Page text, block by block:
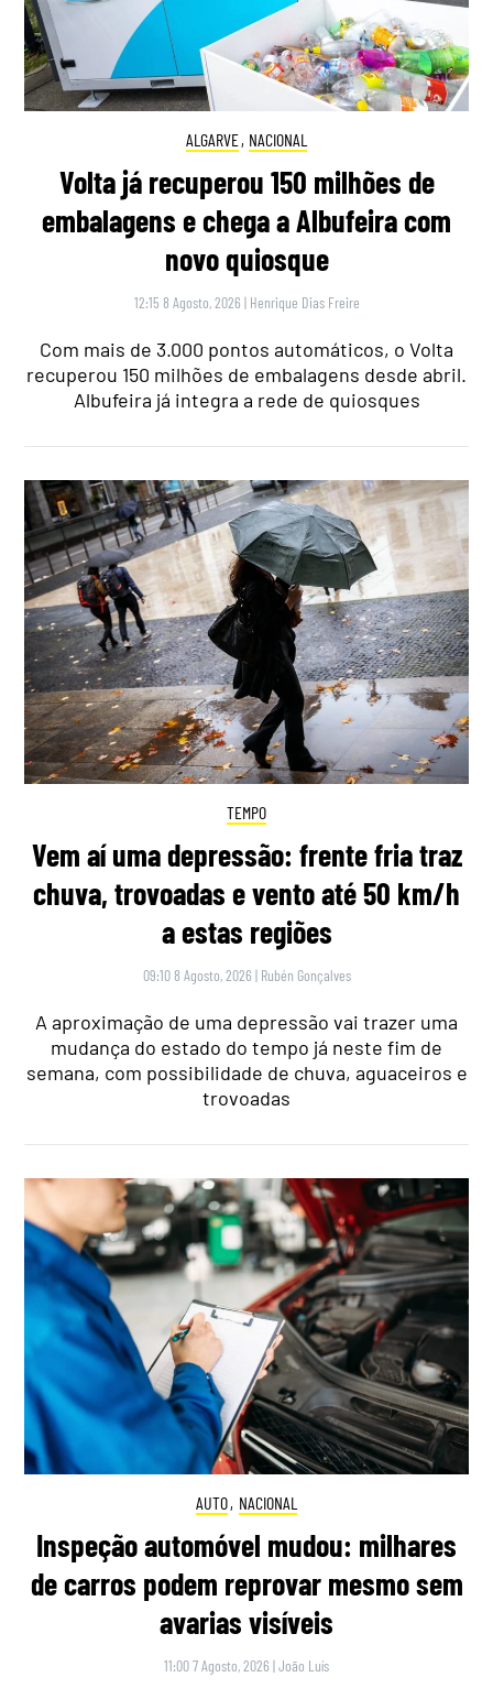
ALGARVE, NACIONAL
Volta já recuperou 150 milhões de
embalagens e chega a Albufeira com
novo quiosque
12:15 8 Agosto, 2026 | Henrique Dias Freire
Com mais de 3.000 pontos automáticos, o Volta
recuperou 150 milhões de embalagens desde abril.
Albufeira já integra a rede de quiosques
TEMPO
Vem aí uma depressão: frente fria traz
chuva, trovoadas e vento até 50 km/h
a estas regiões
09:10 8 Agosto, 2026 | Rubén Gonçalves
A aproximação de uma depressão vai trazer uma
mudança do estado do tempo já neste fim de
semana, com possibilidade de chuva, aguaceiros e
trovoadas
AUTO, NACIONAL
Inspeção automóvel mudou: milhares
de carros podem reprovar mesmo sem
avarias visíveis
11:00 7 Agosto, 2026 |João Luís